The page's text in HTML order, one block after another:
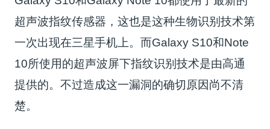
超声波指纹传感器，这也是这种生物识别技术第
一次出现在三星手机上。而Galaxy S10和Note
10所使用的超声波屏下指纹识别技术是由高通
提供的。不过造成这一漏洞的确切原因尚不清
楚。